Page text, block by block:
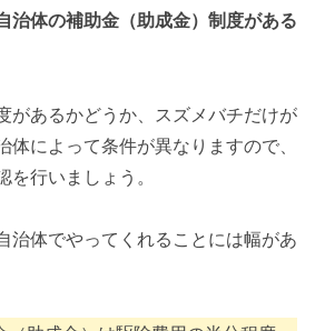
治体の補助金（助成金）制度がある
があるかどうか、スズメバチだけが
体によって条件が異なりますので、
行いましょう。
治体でやってくれることには幅があ